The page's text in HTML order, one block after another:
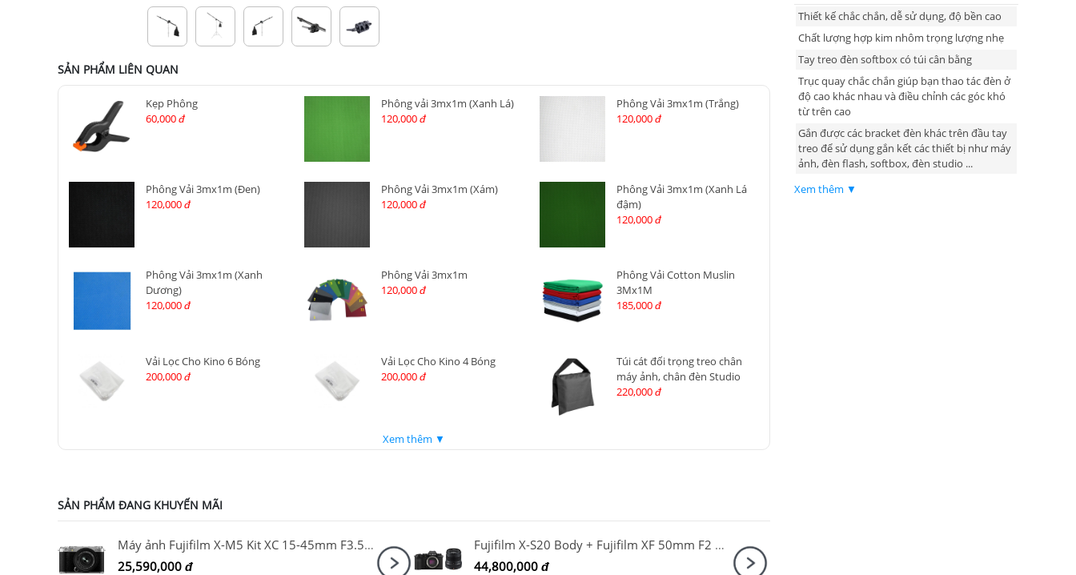
SẢN PHẨM LIÊN QUAN
Kẹp Phông
60,000 đ
Phông vải 3mx1m (Xanh Lá)
120,000 đ
Phông Vải 3mx1m (Trắng)
120,000 đ
Phông Vải 3mx1m (Đen)
120,000 đ
Phông Vải 3mx1m (Xám)
120,000 đ
Phông Vải 3mx1m (Xanh Lá
đậm)
120,000 đ
Phông Vải 3mx1m (Xanh
Dương)
120,000 đ
Phông Vải 3mx1m
120,000 đ
Phông Vải Cotton Muslin
3Mx1M
185,000 đ
Vải Lọc Cho Kino 6 Bóng
200,000 đ
Vải Lọc Cho Kino 4 Bóng
200,000 đ
Túi cát đối trọng treo chân
máy ảnh, chân đèn Studio
220,000 đ
Xem thêm ▼
SẢN PHẨM ĐANG KHUYẾN MÃI
Máy ảnh Fujifilm X-M5 Kit XC 15-45mm F3.5-5.6 OIS PZ Bạc
25,590,000 đ
Fujifilm X-S20 Body + Fujifilm XF 50mm F2 R WR
44,800,000 đ
Thiết kế chắc chắn, dễ sử dụng, độ bền cao
Chất lượng hợp kim nhôm trọng lượng nhẹ
Tay treo đèn softbox có túi cân bằng
Trục quay chắc chắn giúp bạn thao tác đèn ở
độ cao khác nhau và điều chỉnh các góc khó
từ trên cao
Gắn được các bracket đèn khác trên đầu tay
treo để sử dụng gắn kết các thiết bị như máy
ảnh, đèn flash, softbox, đèn studio ...
Xem thêm ▼